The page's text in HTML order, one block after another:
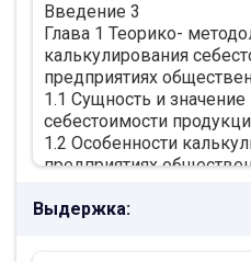
Введение 3
Глава 1 Теорико-
калькулирования
предприятиях
1.1 Сущность и
себестоимости
1.2 Особенности
предприятиях
себестоимости
Выдержка: